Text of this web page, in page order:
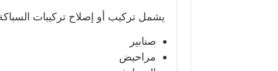
يشمل تركيب أو إصلاح تركيبات
صنابير
مراحيض